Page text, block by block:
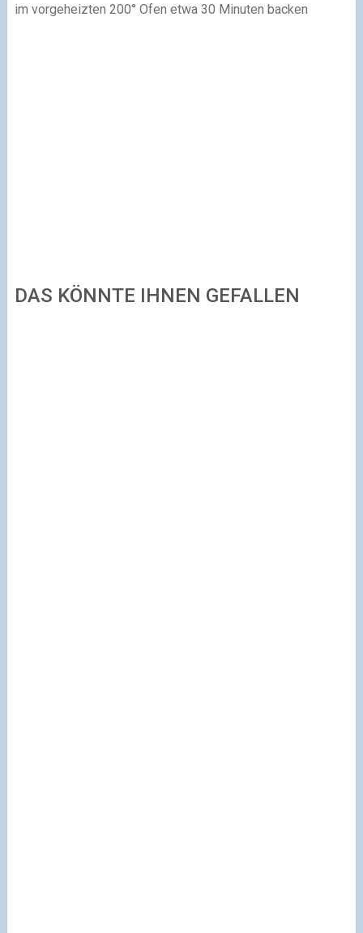
im vorgeheizten 200° Ofen etwa 30 Minuten backen
DAS KÖNNTE IHNEN GEFALLEN